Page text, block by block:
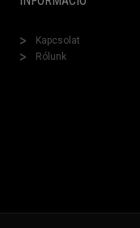
Kapcsolat
Rólunk